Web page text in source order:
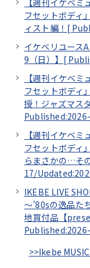
フセットボディ
ィスト編！[
イケベリユース
9（日）】[
【週刊イケベ
フセットボディ
授！ジャズマス
【週刊イケベ
フセットボディ
らまさかの…そ
17/
IKEBE LIVE
～’80sの逸品
地買付品【
>>Ikebe